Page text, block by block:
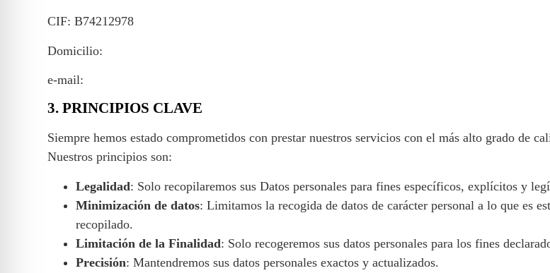
CIF: B74212978
Domicilio:
e-mail:
3. PRINCIPIOS CLAVE
Siempre hemos estado comprometidos con prestar nuestros servicios con el más alto grado de
Nuestros principios son:
Legalidad: Solo recopilaremos sus Datos personales para fines específicos, explícitos y
Minimización de datos: Limitamos la recogida de datos de carácter personal a lo que es
recopilado.
Limitación de la Finalidad: Solo recogeremos sus datos personales para los fines
Precisión: Mantendremos sus datos personales exactos y actualizados.